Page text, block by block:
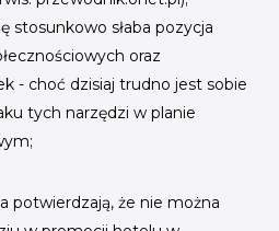
stosunkowo słaba pozycja
oraz
- choć dzisiaj trudno jest sobie
tych narzędzi w planie
potwierdzają, że nie można